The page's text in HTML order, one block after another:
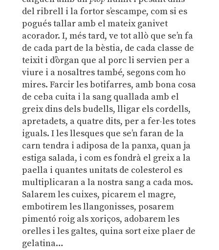
del ribrell i la fortor s’escampe, com si es
pogués tallar amb el mateix ganivet
acorador. I, més tard, ve tot allò que se’n fa
de cada part de la bèstia, de cada classe de
teixit i d’òrgan que al porc li servien per a
viure i a nosaltres també, segons com ho
mires. Farcir les botifarres, amb bona cosa
de ceba cuita i la sang quallada amb el
greix dins dels budells, lligar els cordells,
apretadets, a quatre dits, per a fer-les totes
iguals. I les llesques que se’n faran de la
carn tendra i adiposa de la panxa, quan ja
estiga salada, i com es fondrà el greix a la
paella i quantes unitats de colesterol es
multiplicaran a la nostra sang a cada mos.
Salarem les cuixes, picarem el magre,
embotirem les llangonisses, posarem
pimentó roig als xoriços, adobarem les
orelles i les galtes, quina sort eixe plaer de
gelatina…